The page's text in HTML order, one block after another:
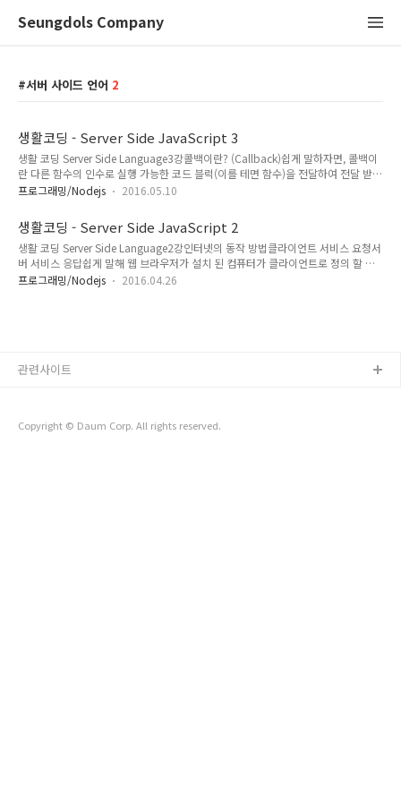
Seungdols Company
서버 사이드 언어 2
생활코딩 - Server Side JavaScript 3
생활 코딩 Server Side Language3강콜백이란? (Callback)쉽게 말하자면, 콜백이
란 다른 함수의 인수로 실행 가능한 코드 블럭(이를 테면 함수)을 전달하여 전달 받은
함수에서는 콜백함수를 실행 할 수도 하지 않을 수도 있다. 결론적으로 말하자면, 콜
Class(일급 객체)여야 가능하다. Lambda형식으로 인수를 넘기는 것도 결국은 익명
함수라 할 수 있다. a = [3,1,2]; function comp(v1, v2){ return v2-v1; }
a.sort(comp); console.log(a); a = [3,1,2]; a.sort(function(v1,v2){return v2-
v1;}); //sor..
프로그래밍/Nodejs 2016.05.10
생활코딩 - Server Side JavaScript 2
생활 코딩 Server Side Language2강인터넷의 동작 방법클라이언트 서비스 요청서
버 서비스 응답쉽게 말해 웹 브라우저가 설치 된 컴퓨터가 클라이언트로 정의 할 수
있다. 그리고 사용자가 특정 웹 싸이트를 요청하게 된다. 서버는 사용자가 요청한 서
해 응답할 어플리케이션을 ..
프로그래밍/Nodejs 2016.04.26
Copyright © Daum Corp. All rights reserved.
관련사이트